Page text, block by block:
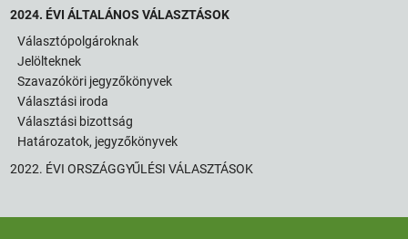
2024. ÉVI ÁLTALÁNOS VÁLASZTÁSOK
Választópolgároknak
Jelölteknek
Szavazóköri jegyzőkönyvek
Választási iroda
Választási bizottság
Határozatok, jegyzőkönyvek
2022. ÉVI ORSZÁGGYŰLÉSI VÁLASZTÁSOK